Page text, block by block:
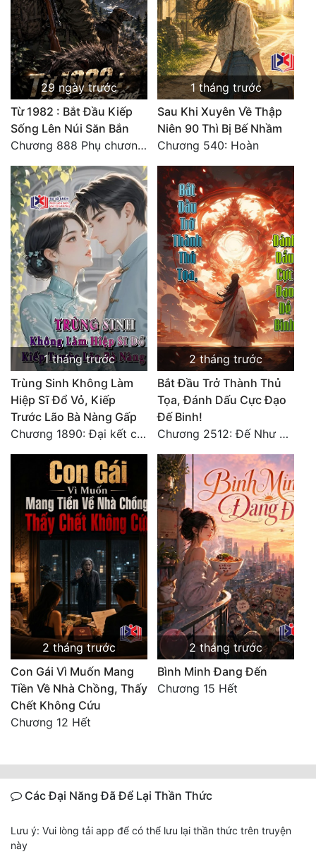
29 ngày trước
Từ 1982 : Bắt Đầu Kiếp
Sống Lên Núi Săn Bắn
Chương 888 Phụ chương - Bạch Ngọc
1 tháng trước
Sau Khi Xuyên Về Thập
Niên 90 Thì Bị Bế Nhầm
Chương 540: Hoàn
1 tháng trước
Trùng Sinh Không Làm
Hiệp Sĩ Đổ Vỏ, Kiếp
Trước Lão Bà Nàng Gấp
Chương 1890: Đại kết cục
2 tháng trước
Bắt Đầu Trở Thành Thủ
Tọa, Đánh Dấu Cực Đạo
Đế Binh!
Chương 2512: Đế Như Ngọc thỉnh cầu
2 tháng trước
Con Gái Vì Muốn Mang
Tiền Về Nhà Chồng, Thấy
Chết Không Cứu
Chương 12 Hết
2 tháng trước
Bình Minh Đang Đến
Chương 15 Hết
Các Đại Năng Đã Để Lại Thần Thức
Lưu ý: Vui lòng tải app để có thể lưu lại thần thức trên truyện
này